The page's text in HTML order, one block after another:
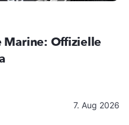
Marine: Offizielle
7. Aug 2026